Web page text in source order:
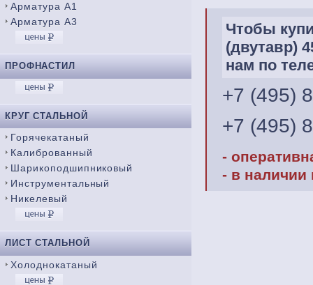
Арматура А1
Арматура А3
ПРОФНАСТИЛ
КРУГ СТАЛЬНОЙ
Горячекатаный
Калиброванный
Шарикоподшипниковый
Инструментальный
Никелевый
ЛИСТ СТАЛЬНОЙ
Холоднокатаный
Чтобы
(двутавр)
нам по
+7 (495)
+7 (495)
-
- в наличии